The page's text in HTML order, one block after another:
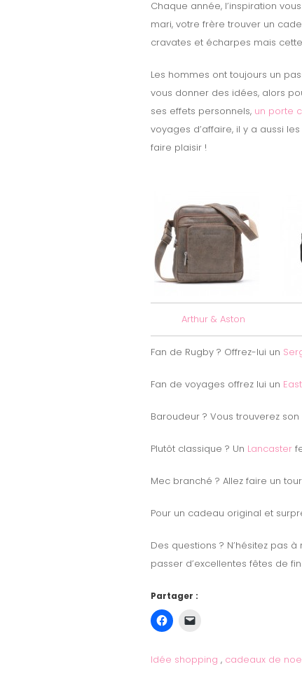
Chaque année, l’inspiration
mari, votre frère trouver un
cravates et écharpes mais
Les hommes ont toujours un
vous donner des idées, alors
ses effets personnels, un porte
voyages d’affaire, il y a aussi
faire plaisir !
Arthur & Aston
Fan de Rugby ? Offrez-lui un
Fan de voyages offrez lui un
Baroudeur ? Vous trouverez
Plutôt classique ? Un Lancaster
Mec branché ? Allez faire un
Pour un cadeau original et
Des questions ? N’hésitez pas
passer d’excellentes fêtes de fin
Partager :
Idée shopping , cadeaux de